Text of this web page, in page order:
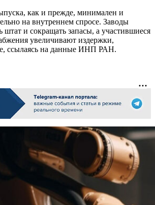
как и прежде, минимален и
на внутреннем спросе. Заводы
штат и сокращать запасы, а участившиеся
увеличивают издержки,
ссылаясь на данные ИНП РАН.